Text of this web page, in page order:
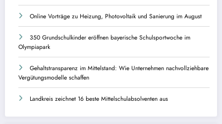
Online Vorträge zu Heizung, Photovoltaik und Sanierung im August
350 Grundschulkinder eröffnen bayerische Schulsportwoche im
Olympiapark
Gehaltstransparenz im Mittelstand: Wie Unternehmen nachvollziehbare
Vergütungsmodelle schaffen
Landkreis zeichnet 16 beste Mittelschulabsolventen aus